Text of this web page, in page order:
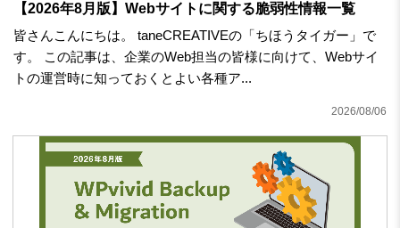
【2026年8月版】Webサイトに関する脆弱性情報一覧
皆さんこんにちは。 taneCREATIVEの「ちほうタイガー」で
す。 この記事は、企業のWeb担当の皆様に向けて、Webサイ
トの運営時に知っておくとよい各種ア...
2026/08/06